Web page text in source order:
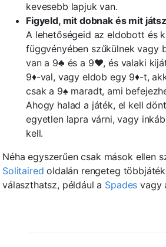
kevesebb lapjuk van.
Figyeld, mit dobnak és mit
A lehetőségeid az eldobott és
függvényében szűkülnek vagy
van a 9♣ és a 9♥, és valaki
9♦-val, vagy eldob egy 9♦-t,
csak a 9♠ maradt, ami
Ahogy halad a játék, el kell
egyetlen lapra várni, vagy
kell.
Néha egyszerűen csak mások ellen
Solitaired oldalán rengeteg
választhatsz, például a Spades vagy